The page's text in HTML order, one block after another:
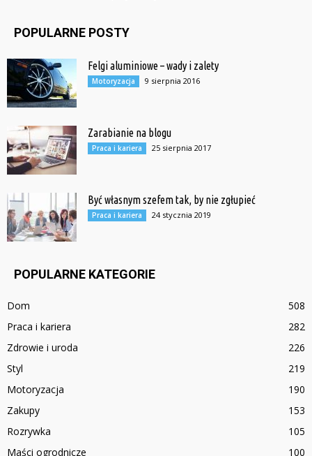
POPULARNE POSTY
Felgi aluminiowe – wady i zalety
Motoryzacja 9 sierpnia 2016
Zarabianie na blogu
Praca i kariera 25 sierpnia 2017
Być własnym szefem tak, by nie zgłupieć
Praca i kariera 24 stycznia 2019
POPULARNE KATEGORIE
Dom
508
Praca i kariera
282
Zdrowie i uroda
226
Styl
219
Motoryzacja
190
Zakupy
153
Rozrywka
105
Maści ogrodnicze
100